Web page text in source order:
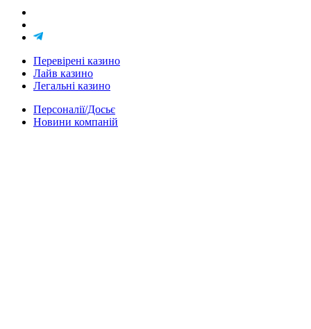
Перевірені казино
Лайв казино
Легальні казино
Персоналії/Досьє
Новини компаній